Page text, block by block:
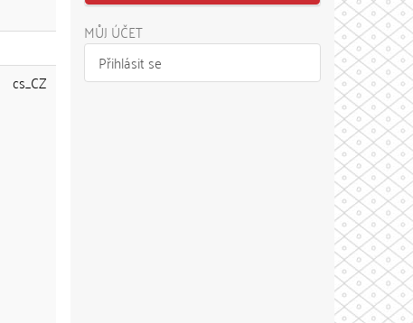
cs_CZ
MŮJ ÚČET
Přihlásit se